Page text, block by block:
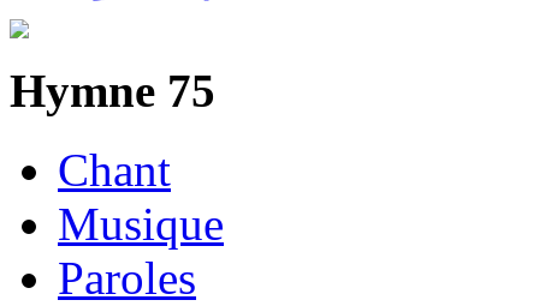
Hymne 75
Chant
Musique
Paroles